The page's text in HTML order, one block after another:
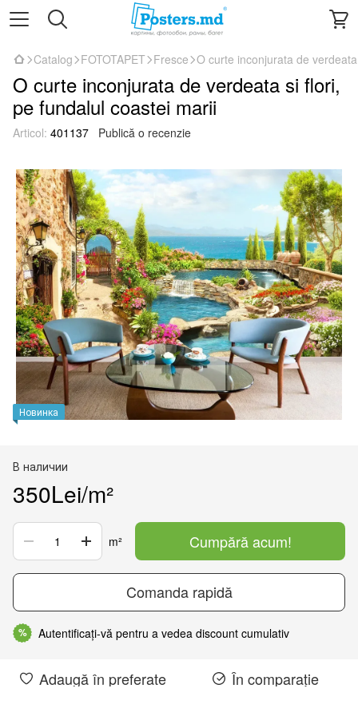
Catalog FOTOTAPET Fresce O curte inconjurata de
O curte inconjurata de verdeata si flori,
pe fundalul coastei marii
Articol: 401137 Publică o recenzie
Новинка
В наличии
350Lei/m²
m² Cumpără acum!
Comanda rapidă
% Autentificați-vă pentru a vedea discount cumulativ
Adaugă în preferate În comparație